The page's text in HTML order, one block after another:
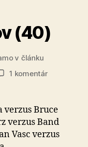
(40)
v článku
1 komentárna
Bruce
verzus Band
Vasc verzus